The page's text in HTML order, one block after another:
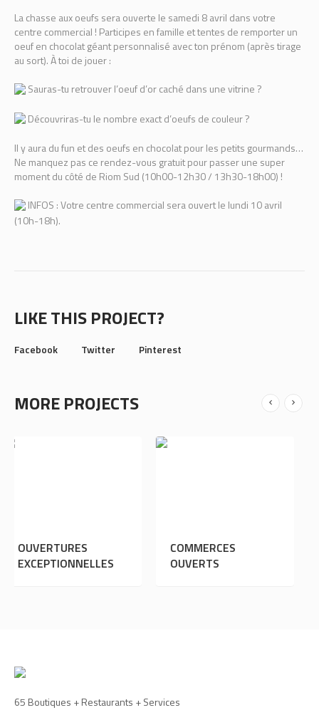
La chasse aux oeufs sera ouverte le samedi 8 avril dans votre
centre commercial ! Participes en famille et tentes de remporter un
oeuf en chocolat géant personnalisé avec ton prénom (après tirage
au sort). À toi de jouer :
Sauras-tu retrouver l’oeuf d’or caché dans une vitrine ?
Découvriras-tu le nombre exact d’oeufs de couleur ?
Il y aura du fun et des oeufs en chocolat pour les petits gourmands…
Ne manquez pas ce rendez-vous gratuit pour passer une super
moment du côté de Riom Sud (10h00-12h30 / 13h30-18h00) !
INFOS : Votre centre commercial sera ouvert le lundi 10 avril
(10h-18h).
LIKE THIS PROJECT?
Facebook Twitter Pinterest
MORE PROJECTS
OUVERTS
65 Boutiques + Restaurants + Services